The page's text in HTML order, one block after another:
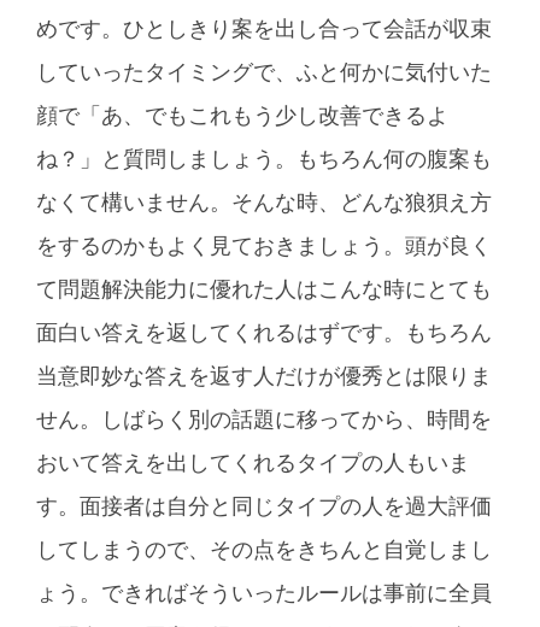
めです。ひとしきり案を出し合って会話が収束
していったタイミングで、ふと何かに気付いた
顔で「あ、でもこれもう少し改善できるよ
ね？」と質問しましょう。もちろん何の腹案も
なくて構いません。そんな時、どんな狼狽え方
をするのかもよく見ておきましょう。頭が良く
て問題解決能力に優れた人はこんな時にとても
面白い答えを返してくれるはずです。もちろん
当意即妙な答えを返す人だけが優秀とは限りま
せん。しばらく別の話題に移ってから、時間を
おいて答えを出してくれるタイプの人もいま
す。面接者は自分と同じタイプの人を過大評価
してしまうので、その点をきちんと自覚しまし
ょう。できればそういったルールは事前に全員